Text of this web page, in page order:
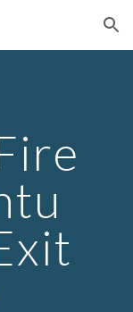
Skip to navigation